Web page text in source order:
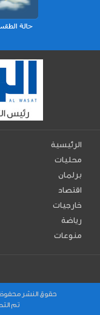
الرئيسية
محليات
برلمان
اقتصاد
خارجيات
رياضة
منوعات
حقوق النشر محفوظة
تم